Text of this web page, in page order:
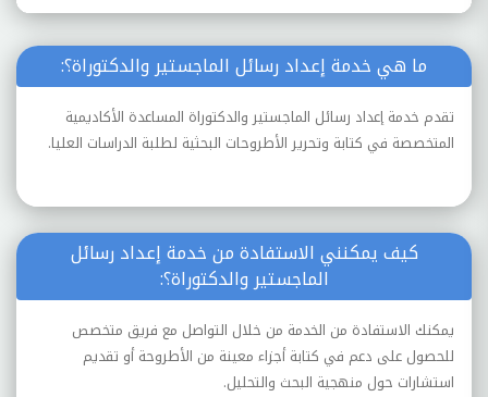
ما هي خدمة إعداد رسائل الماجستير والدكتوراة؟:
تقدم خدمة إعداد رسائل الماجستير والدكتوراة المساعدة الأكاديمية
المتخصصة في كتابة وتحرير الأطروحات البحثية لطلبة الدراسات العليا.
كيف يمكنني الاستفادة من خدمة إعداد رسائل
الماجستير والدكتوراة؟:
يمكنك الاستفادة من الخدمة من خلال التواصل مع فريق متخصص
للحصول على دعم في كتابة أجزاء معينة من الأطروحة أو تقديم
استشارات حول منهجية البحث والتحليل.